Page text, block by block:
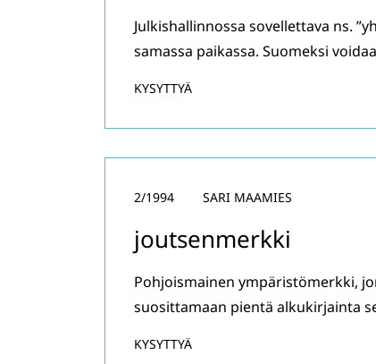
Julkishallinnossa sovellettava ns.
samassa paikassa. Suomeksi
KYSYTTYÄ
joutsenmerkki
2/1994 SARI MAAMIES
Pohjoismainen ympäristömerkki,
suosittamaan pientä alkukirjainta
KYSYTTYÄ